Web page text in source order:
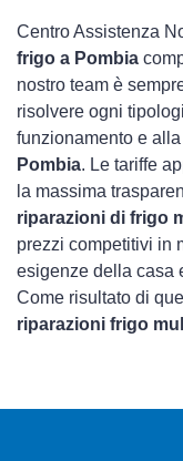
Centro Assistenza
frigo a Pombia
nostro team è
risolvere ogni
funzionamento e alla
Pombia. Le tariffe
la massima
riparazioni di frigo
prezzi competitivi in
esigenze della casa
Come risultato di
riparazioni frigo